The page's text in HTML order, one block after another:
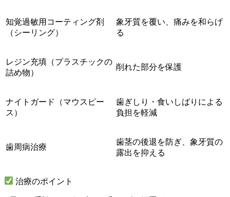
知覚過敏用コーティング剤
（シーリング）
象牙質を覆い、痛みを和らげ
る
レジン充填（プラスチックの
詰め物）
削れた部分を保護
ナイトガード（マウスピー
ス）
歯ぎしり・食いしばりによる
負担を軽減
歯周病治療
歯茎の後退を防ぎ、象牙質の
露出を抑える
治療のポイント